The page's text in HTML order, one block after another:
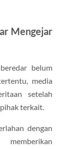
Mengejar
belum
media
setelah
terkait.
dengan